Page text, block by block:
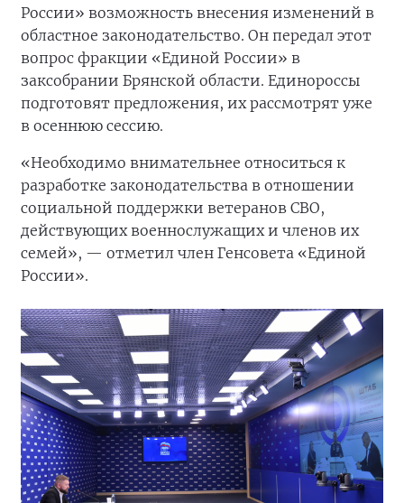
России» возможность внесения изменений в
областное законодательство. Он передал этот
вопрос фракции «Единой России» в
заксобрании Брянской области. Единороссы
подготовят предложения, их рассмотрят уже
в осеннюю сессию.
«Необходимо внимательнее относиться к
разработке законодательства в отношении
социальной поддержки ветеранов СВО,
действующих военнослужащих и членов их
семей», — отметил член Генсовета «Единой
России».